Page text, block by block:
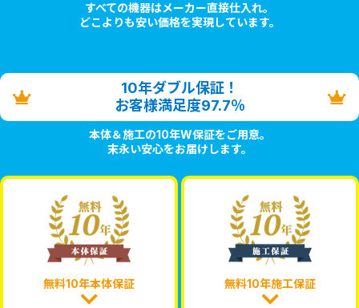
すべての機器はメーカー直接仕入れ。
どこよりも安い価格を実現しています。
10年ダブル保証！
お客様満足度97.7％
本体＆施工の10年W保証をご用意。
末永い安心をお届けします。
無料10年本体保証 無料10年施工保証